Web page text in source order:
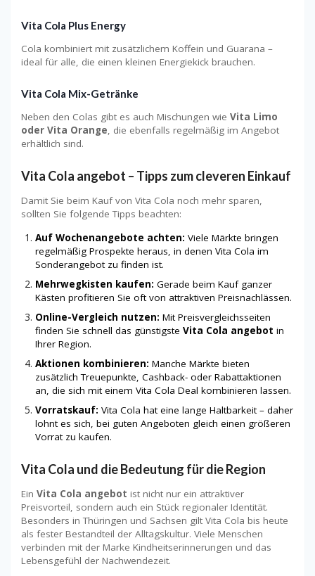
Vita Cola Plus Energy
Cola kombiniert mit zusätzlichem Koffein und Guarana –
ideal für alle, die einen kleinen Energiekick brauchen.
Vita Cola Mix-Getränke
Neben den Colas gibt es auch Mischungen wie Vita Limo
oder Vita Orange, die ebenfalls regelmäßig im Angebot
erhältlich sind.
Vita Cola angebot – Tipps zum cleveren Einkauf
Damit Sie beim Kauf von Vita Cola noch mehr sparen,
sollten Sie folgende Tipps beachten:
Auf Wochenangebote achten: Viele Märkte bringen
regelmäßig Prospekte heraus, in denen Vita Cola im
Sonderangebot zu finden ist.
Mehrwegkisten kaufen: Gerade beim Kauf ganzer
Kästen profitieren Sie oft von attraktiven Preisnachlässen.
Online-Vergleich nutzen: Mit Preisvergleichsseiten
finden Sie schnell das günstigste Vita Cola angebot in
Ihrer Region.
Aktionen kombinieren: Manche Märkte bieten
zusätzlich Treuepunkte, Cashback- oder Rabattaktionen
an, die sich mit einem Vita Cola Deal kombinieren lassen.
Vorratskauf: Vita Cola hat eine lange Haltbarkeit – daher
lohnt es sich, bei guten Angeboten gleich einen größeren
Vorrat zu kaufen.
Vita Cola und die Bedeutung für die Region
Ein Vita Cola angebot ist nicht nur ein attraktiver
Preisvorteil, sondern auch ein Stück regionaler Identität.
Besonders in Thüringen und Sachsen gilt Vita Cola bis heute
als fester Bestandteil der Alltagskultur. Viele Menschen
verbinden mit der Marke Kindheitserinnerungen und das
Lebensgefühl der Nachwendezeit.